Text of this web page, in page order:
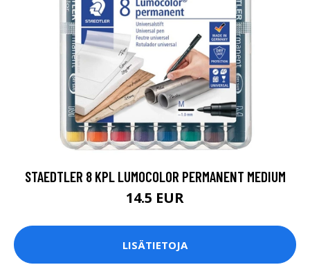
STAEDTLER 8 KPL LUMOCOLOR PERMANENT MEDIUM
14.5 EUR
LISÄTIETOJA